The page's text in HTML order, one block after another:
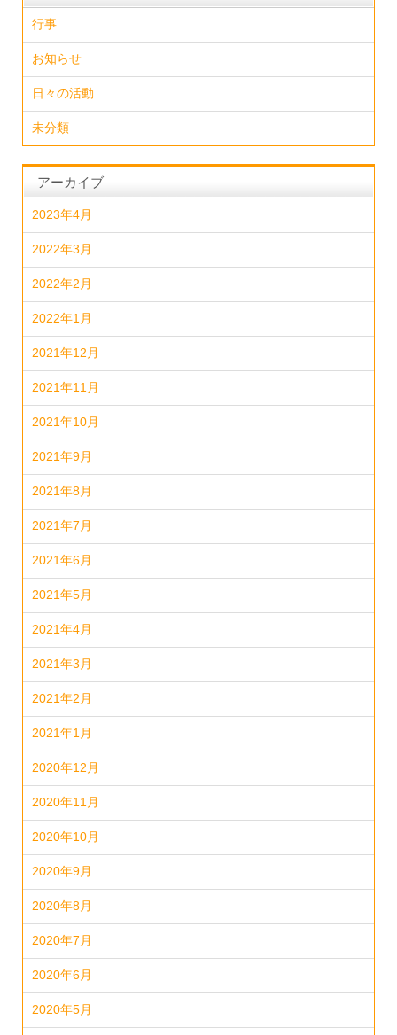
行事
お知らせ
日々の活動
未分類
アーカイブ
2023年4月
2022年3月
2022年2月
2022年1月
2021年12月
2021年11月
2021年10月
2021年9月
2021年8月
2021年7月
2021年6月
2021年5月
2021年4月
2021年3月
2021年2月
2021年1月
2020年12月
2020年11月
2020年10月
2020年9月
2020年8月
2020年7月
2020年6月
2020年5月